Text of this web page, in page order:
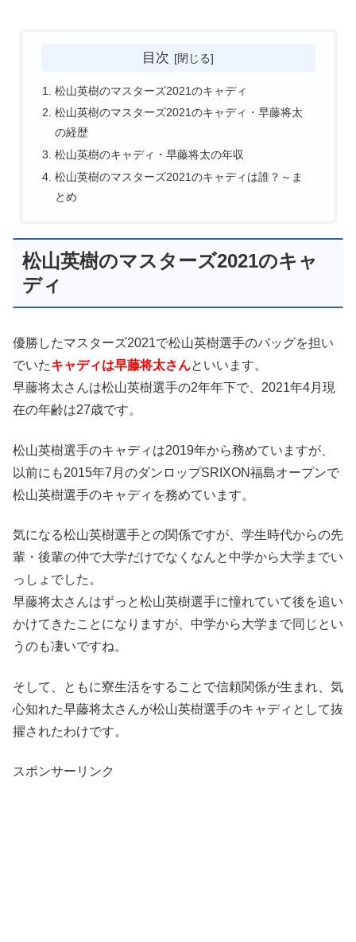
目次
松山英樹のマスターズ2021のキャディ
松山英樹のマスターズ2021のキャディ・早藤将太
の経歴
松山英樹のキャディ・早藤将太の年収
松山英樹のマスターズ2021のキャディは誰？～ま
とめ
松山英樹のマスターズ2021のキャ
ディ
優勝したマスターズ2021で松山英樹選手のバッグを担い
でいたキャディは早藤将太さんといいます。
早藤将太さんは松山英樹選手の2年年下で、2021年4月現
在の年齢は27歳です。
松山英樹選手のキャディは2019年から務めていますが、
以前にも2015年7月のダンロップSRIXON福島オープンで
松山英樹選手のキャディを務めています。
気になる松山英樹選手との関係ですが、学生時代からの先
輩・後輩の仲で大学だけでなくなんと中学から大学までい
っしょでした。
早藤将太さんはずっと松山英樹選手に憧れていて後を追い
かけてきたことになりますが、中学から大学まで同じとい
うのも凄いですね。
そして、ともに寮生活をすることで信頼関係が生まれ、気
心知れた早藤将太さんが松山英樹選手のキャディとして抜
擢されたわけです。
スポンサーリンク